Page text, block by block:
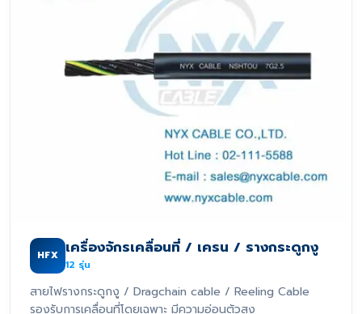
HFX เครื่องจักรเคลื่อนที่ / เครน / รางกระดูกงู
12 รุ่น
สายไฟรางกระดูกงู / Dragchain cable / Reeling Cable
รองรับการเคลื่อนที่โดยเฉพาะ มีความอ่อนตัวสูง